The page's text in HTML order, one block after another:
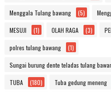
Menggala Tulang bawang (5)
MESUJI (1) OLAH RAGA (3)
polres tulang bawang (1)
Sungai burung dente teladas tulang
TUBA (180) Tuba gedung meneng